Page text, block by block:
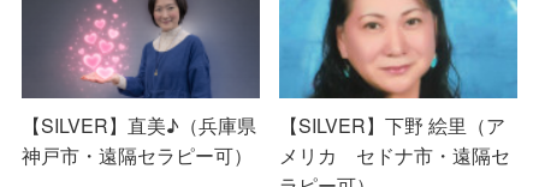
【SILVER】直美♪（兵庫県
神戸市・遠隔セラピー可）
【SILVER】下野 絵里（ア
メリカ セドナ市・遠隔セ